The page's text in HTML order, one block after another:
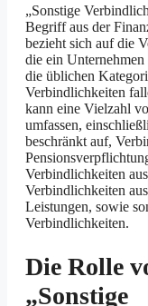
„Sonstige
Begriff aus der
bezieht sich auf die
die ein
die üblichen
Verbindlichkeiten
kann eine Vielzahl
umfassen,
beschränkt auf,
Verbindlichkeiten
Verbindlichkeiten
Leistungen, sowie
Verbindlichkeiten.
Die Rolle
„Sonstige